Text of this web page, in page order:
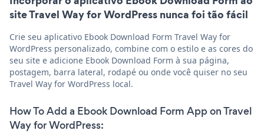
site Travel Way for WordPress nunca foi tão fácil
Crie seu aplicativo Ebook Download Form Travel Way for
WordPress personalizado, combine com o estilo e as cores do
seu site e adicione Ebook Download Form à sua página,
postagem, barra lateral, rodapé ou onde você quiser no seu
Travel Way for WordPress local.
How To Add a Ebook Download Form App on Travel
Way for WordPress: